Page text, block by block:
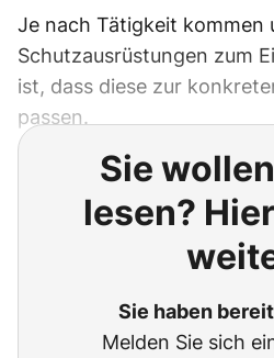
Je nach Tätigkeit kommen
Schutzausrüstungen zum
ist, dass diese zur
passen.
Sie
lesen?
Sie haben
Melden Sie sich